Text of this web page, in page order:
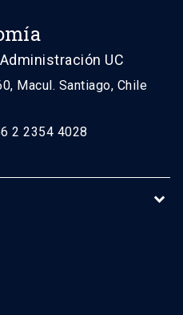
UC
Macul. Santiago, Chile
2 2354 4028